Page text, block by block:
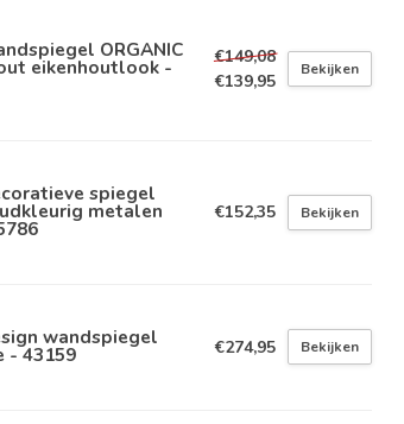
ORGANIC
eikenhoutlook -
€149,08
€139,95
Bekijken
spiegel
metalen €152,35 Bekijken
wandspiegel
- 43159 €274,95 Bekijken